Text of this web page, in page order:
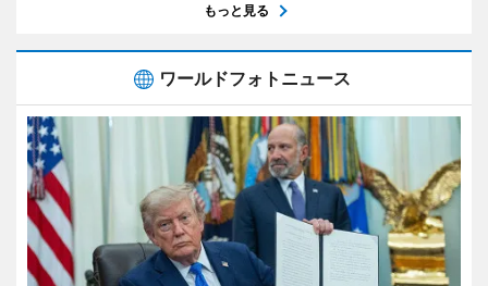
もっと見る
ワールドフォトニュース